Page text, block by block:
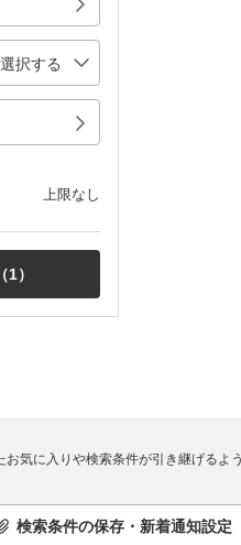
上限なし
1）
気に入りや検索条件が引き継げるよう
検索条件の保存・新着通知設定